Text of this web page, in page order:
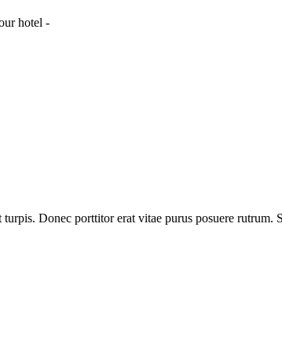
hotel -
Donec porttitor erat vitae purus posuere rutrum.